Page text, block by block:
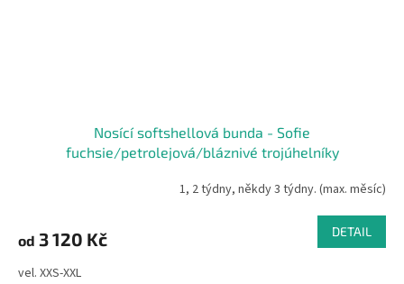
Nosící softshellová bunda - Sofie
fuchsie/petrolejová/bláznivé trojúhelníky
1, 2 týdny, někdy 3 týdny. (max. měsíc)
od 3 120 Kč DETAIL
vel. XXS-XXL